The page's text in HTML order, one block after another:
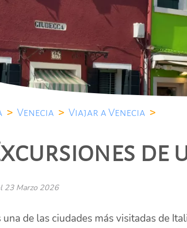
> Venecia > Viajar a Venecia >
de
23 Marzo 2026
una de las ciudades más visitadas de